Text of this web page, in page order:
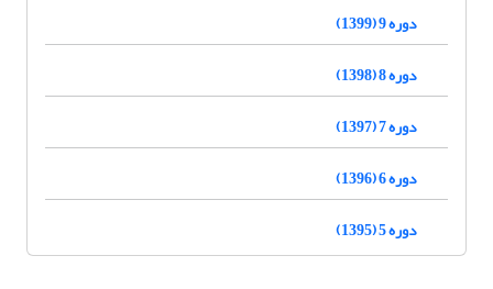
دوره 9 (1399)
دوره 8 (1398)
دوره 7 (1397)
دوره 6 (1396)
دوره 5 (1395)